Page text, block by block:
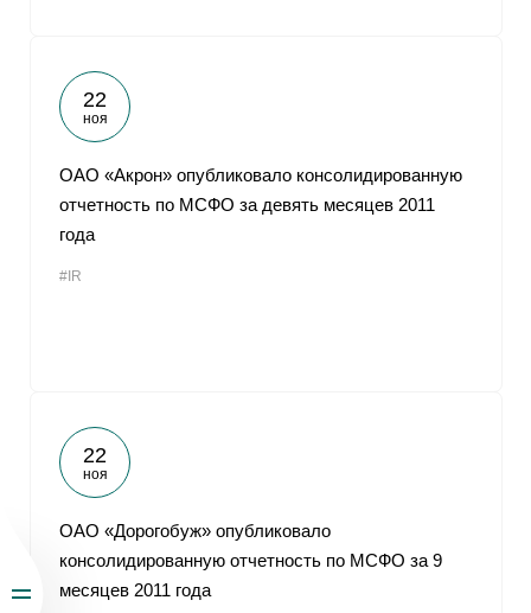
22
ноя
ОАО «Акрон» опубликовало консолидированную
отчетность по МСФО за девять месяцев 2011
года
#IR
22
ноя
ОАО «Дорогобуж» опубликовало
консолидированную отчетность по МСФО за 9
месяцев 2011 года